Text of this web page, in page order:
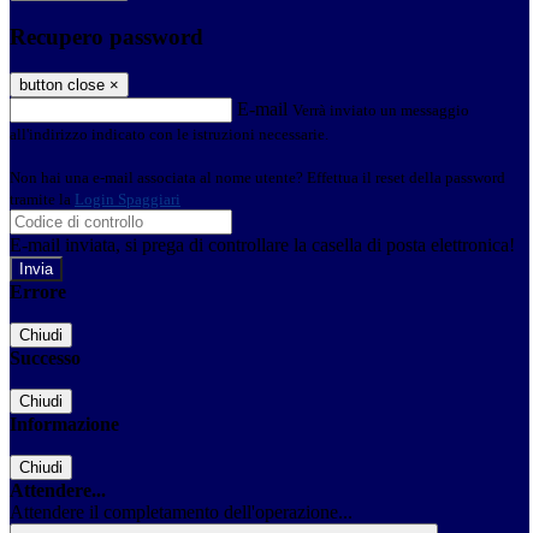
Recupero password
button close ×
E-mail Verrà inviato un messaggio
all'indirizzo indicato con le istruzioni necessarie.
Non hai una e-mail associata al nome utente? Effettua il reset della password
tramite la Login Spaggiari
E-mail inviata, si prega di controllare la casella di posta elettronica!
Errore
Chiudi
Successo
Chiudi
Informazione
Chiudi
Attendere...
Attendere il completamento dell'operazione...